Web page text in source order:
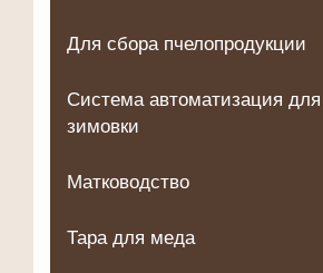
Для сбора пчелопродукции
Система автоматизация для
зимовки
Матководство
Тара для меда